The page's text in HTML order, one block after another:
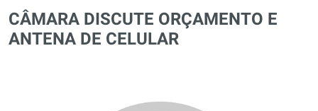
CÂMARA DISCUTE ORÇAMENTO E
ANTENA DE CELULAR